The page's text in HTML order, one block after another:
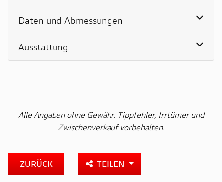
Daten und Abmessungen
Ausstattung
Alle Angaben ohne Gewähr. Tippfehler, Irrtümer und
Zwischenverkauf vorbehalten.
ZURÜCK TEILEN